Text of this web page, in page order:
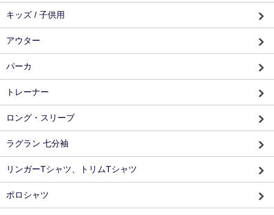
キッズ / 子供用
アウター
パーカ
トレーナー
ロング・スリーブ
ラグラン 七分袖
リンガーTシャツ、トリムTシャツ
ポロシャツ